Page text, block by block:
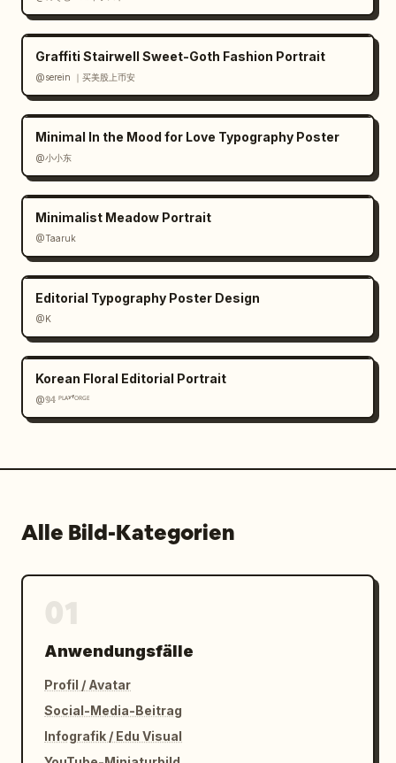
Graffiti Stairwell Sweet-Goth Fashion Portrait
@serein ｜买美股上币安
Minimal In the Mood for Love Typography Poster
@小小东
Minimalist Meadow Portrait
@Taaruk
Editorial Typography Poster Design
@K
Korean Floral Editorial Portrait
@𝟡𝟜 ᴾᴸᴬʸᶠᴼᴿᴳᴱ
Alle Bild-Kategorien
Anwendungsfälle
Profil / Avatar
Social-Media-Beitrag
Infografik / Edu Visual